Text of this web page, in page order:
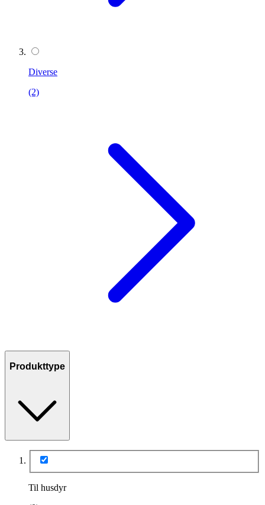
Diverse
(2)
Produkttype
Til husdyr